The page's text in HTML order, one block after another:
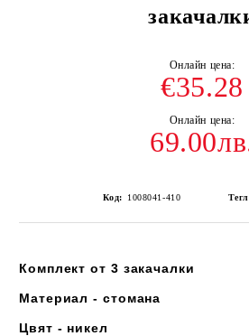
€35.28
Код: 1008041-410
Комплект от 3 закачалки
Материал - стомана
Цвят - никел